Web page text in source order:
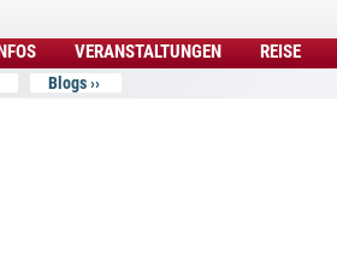
VERANSTALTUNGEN REISE
Blogs